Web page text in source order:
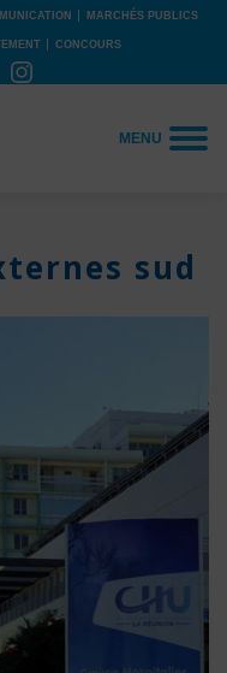
MARCHÉS PUBLICS
CONCOURS
MENU
sud